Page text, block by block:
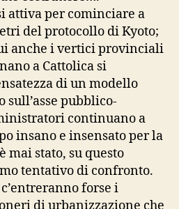
attiva per cominciare a
del protocollo di Kyoto;
anche i vertici provinciali
a Cattolica si
di un modello
pubblico-
continuano a
insano e insensato per la
mai stato, su questo
tentativo di confronto.
forse i
di urbanizzazione che